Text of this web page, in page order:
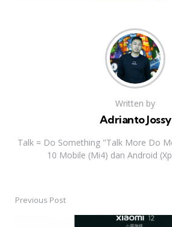
Written by
Adrianto Jossy
Talk = Do Something "Talk More Do
10 Mobile (Mi4) dan Android
PostPrevious Post